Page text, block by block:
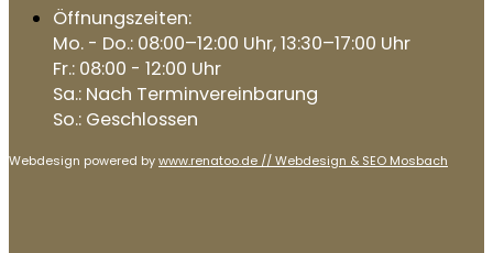
Öffnungszeiten:
Mo. - Do.: 08:00–12:00 Uhr, 13:30–17:00 Uhr
Fr.: 08:00 - 12:00 Uhr
Sa.: Nach Terminvereinbarung
So.: Geschlossen
Webdesign powered bywww.renatoo.de // Webdesign & SEO Mosbach